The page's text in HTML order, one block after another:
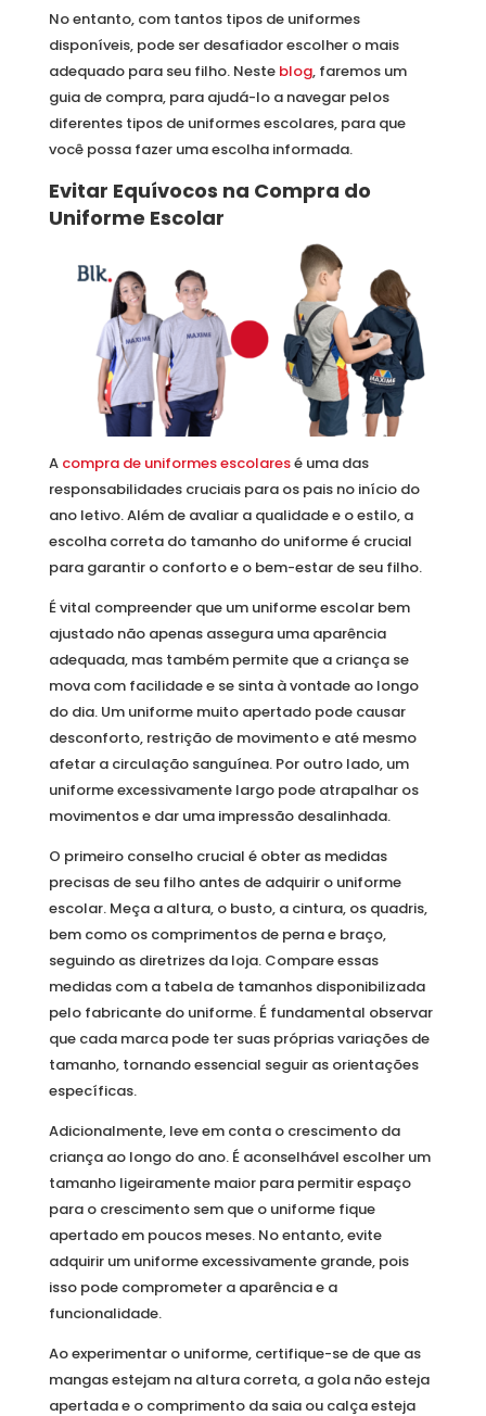
No entanto, com tantos tipos de uniformes
disponíveis, pode ser desafiador escolher o mais
adequado para seu filho. Nesteblog, faremos um
guia de compra, para ajudá-lo a navegar pelos
diferentes tipos de uniformes escolares, para que
você possa fazer uma escolha informada.
Evitar Equívocos na Compra do
Uniforme Escolar
A compra de uniformes escolaresé uma das
responsabilidades cruciais para os pais no início do
ano letivo. Além de avaliar a qualidade e o estilo, a
escolha correta do tamanho do uniforme é crucial
para garantir o conforto e o bem-estar de seu filho.
É vital compreender que um uniforme escolar bem
ajustado não apenas assegura uma aparência
adequada, mas também permite que a criança se
mova com facilidade e se sinta à vontade ao longo
do dia. Um uniforme muito apertado pode causar
desconforto, restrição de movimento e até mesmo
afetar a circulação sanguínea. Por outro lado, um
uniforme excessivamente largo pode atrapalhar os
movimentos e dar uma impressão desalinhada.
O primeiro conselho crucial é obter as medidas
precisas de seu filho antes de adquirir o uniforme
escolar. Meça a altura, o busto, a cintura, os quadris,
bem como os comprimentos de perna e braço,
seguindo as diretrizes da loja. Compare essas
medidas com a tabela de tamanhos disponibilizada
pelo fabricante do uniforme. É fundamental observar
que cada marca pode ter suas próprias variações de
tamanho, tornando essencial seguir as orientações
específicas.
Adicionalmente, leve em conta o crescimento da
criança ao longo do ano. É aconselhável escolher um
tamanho ligeiramente maior para permitir espaço
para o crescimento sem que o uniforme fique
apertado em poucos meses. No entanto, evite
adquirir um uniforme excessivamente grande, pois
isso pode comprometer a aparência e a
funcionalidade.
Ao experimentar o uniforme, certifique-se de que as
mangas estejam na altura correta, a gola não esteja
apertada e o comprimento da saia ou calça esteja